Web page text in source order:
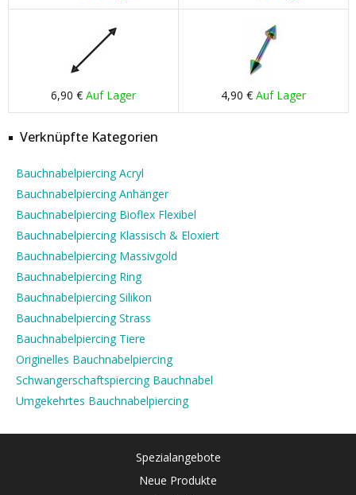
6,90 € Auf Lager 4,90 € Auf Lager
Verknüpfte Kategorien
Bauchnabelpiercing Acryl
Bauchnabelpiercing Anhänger
Bauchnabelpiercing Bioflex Flexibel
Bauchnabelpiercing Klassisch & Eloxiert
Bauchnabelpiercing Massivgold
Bauchnabelpiercing Ring
Bauchnabelpiercing Silikon
Bauchnabelpiercing Strass
Bauchnabelpiercing Tiere
Originelles Bauchnabelpiercing
Schwangerschaftspiercing Bauchnabel
Umgekehrtes Bauchnabelpiercing
Spezialangebote
Neue Produkte